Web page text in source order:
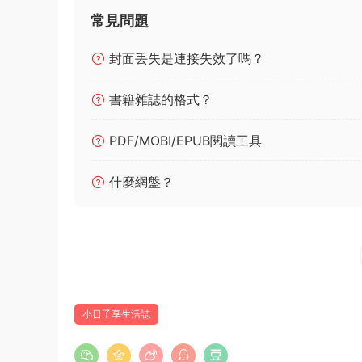
常見問題
封面丢失是連接失效了嗎？
書籍雜誌的格式？
PDF/MOBI/EPUB閱讀工具
什麼網盤？
小日子享生活誌